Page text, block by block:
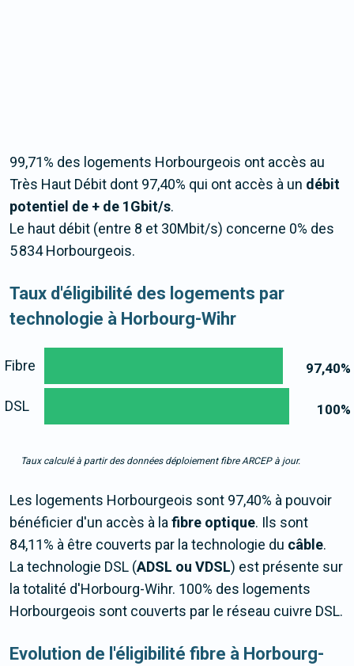
99,71% des logements Horbourgeois ont accès au
Très Haut Débit dont 97,40% qui ont accès à un débit
potentiel de + de 1Gbit/s.
Le haut débit (entre 8 et 30Mbit/s) concerne 0% des
5 834 Horbourgeois.
Taux d'éligibilité des logements par
technologie à Horbourg-Wihr
97,40%
100%
Fibre
DSL
Taux calculé à partir des données déploiement fibre ARCEP à jour.
Les logements Horbourgeois sont 97,40% à pouvoir
bénéficier d'un accès à lafibre optique. Ils sont
84,11% à être couverts par la technologie du câble.
La technologie DSL (ADSL ou VDSL) est présente sur
la totalité d'Horbourg-Wihr. 100% des logements
Horbourgeois sont couverts par le réseau cuivre DSL.
Evolution de l'éligibilité fibre à Horbourg-